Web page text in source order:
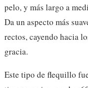
pelo, y más largo a
Da un aspecto más
rectos, cayendo hacia
gracia.
Este tipo de flequillo